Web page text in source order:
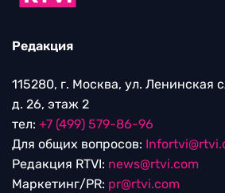
Редакция
115280, г. Москва, ул. Ленинская
д. 26, этаж 2
тел: +7 (499) 579-86-96
Для общих вопросов:
Редакция RTVI: news@rtvi.com
Маркетинг/PR: pr@rtvi.com